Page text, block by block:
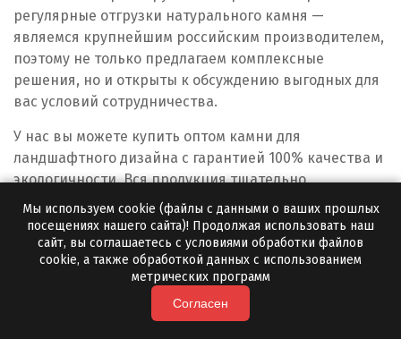
Новоуткинск
Новый Уренгой
Ногинск
Ноябрьск
Нягань
О
Одинцово
регулярные отгрузки натурального камня —
являемся крупнейшим российским производителем,
поэтому не только предлагаем комплексные
решения, но и открыты к обсуждению выгодных для
вас условий сотрудничества.
У нас вы можете купить оптом камни для
ландшафтного дизайна с гарантией 100% качества и
экологичности. Вся продукция тщательно
проверяется перед отгрузкой, поэтому мы уверены в
отсутствии посторонних включений. Работаем по
договору, контролируем качество натурального
камня, предлагаем отсрочку платежа и другие
бонусы постоянным клиентам.
«Полевской Мрамор» — только выгодные и
Мы используем cookie (файлы с данными о ваших прошлых
посещениях нашего сайта)! Продолжая использовать наш
сайт, вы соглашаетесь с условиями обработки файлов
cookie, а также обработкой данных с использованием
метрических программ
Согласен